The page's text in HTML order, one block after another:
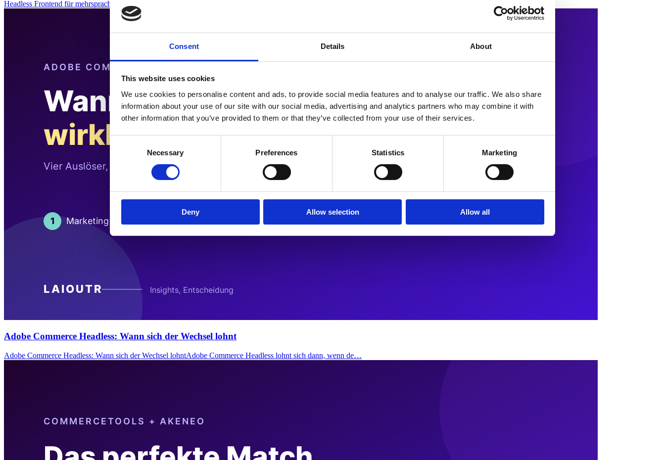
Consent Details About
This website uses cookies
We use cookies to personalise content and ads, to provide social media features and to analyse our traffic. We also share
information about your use of our site with our social media, advertising and analytics partners who may combine it with
other information that you’ve provided to them or that they’ve collected from your use of their services.
Necessary Preferences Statistics Marketing
Deny Allow selection Allow all
Headless Frontend für mehrsprachige, internationale ShopsEin Headless Frontend für mehrsprachige, in…
Adobe Commerce Headless: Wann sich der Wechsel lohnt
Adobe Commerce Headless: Wann sich der Wechsel lohntAdobe Commerce Headless lohnt sich dann, wenn de…